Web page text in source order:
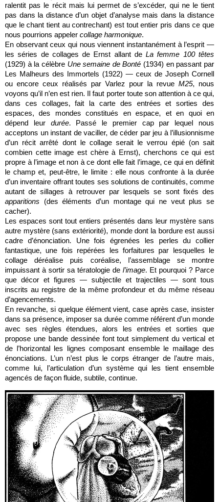
ralentit pas le récit mais lui permet de s’excéder, qui ne le tient
pas dans la distance d’un objet d’analyse mais dans la distance
que le chant tient au contrechant) est tout entier pris dans ce que
nous pourrions appeler collage harmonique.
En observant ceux qui nous viennent instantanément à l’esprit —
les séries de collages de Ernst allant deLa femme 100 têtes
(1929) à la célèbre Une semaine de Bonté (1934) en passant par
Les Malheurs des Immortels (1922) — ceux de Joseph Cornell
ou encore ceux réalisés par Varlez pour la revue M25, nous
voyons qu’il n’en est rien. Il faut porter toute son attention à ce qui,
dans ces collages, fait la carte des entrées et sorties des
espaces, des mondes constitués en espace, et en quoi en
dépend leur durée. Passé le premier cap par lequel nous
acceptons un instant de vaciller, de céder par jeu à l’illusionnisme
d’un récit arrêté dont le collage serait le verrou épié (on sait
combien cette image est chère à Ernst), cherchons ce qui est
propre à l’image et non à ce dont elle fait l’image, ce qui en définit
le champ et, peut-être, le limite : elle nous confronte à la durée
d’un inventaire offrant toutes ses solutions de continuités, comme
autant de sillages à retrouver par lesquels se sont fixés des
apparitions (des éléments d’un montage qui ne veut plus se
cacher).
Les espaces sont tout entiers présentés dans leur mystère sans
autre mystère (sans extériorité), monde dont la bordure est aussi
cadre d’énonciation. Une fois égrenées les perles du collier
fantastique, une fois repérées les forfaitures par lesquelles le
collage déréalise puis coréalise, l’assemblage se montre
impuissant à sortir sa tératologie de l’image. Et pourquoi ? Parce
que décor et figures — subjectile et trajectiles — sont tous
inscrits au registre de la même profondeur et du même réseau
d’agencements.
En revanche, si quelque élément vient, case après case, insister
dans sa présence, imposer sa durée comme référent d’un monde
avec ses règles étendues, alors les entrées et sorties que
propose une bande dessinée font tout simplement du vertical et
de l’horizontal les lignes composant ensemble le maillage des
énonciations. L’un n’est plus le corps étranger de l’autre mais,
comme lui, l’articulation d’un système qui les tient ensemble
agencés de façon fluide, subtile, continue.